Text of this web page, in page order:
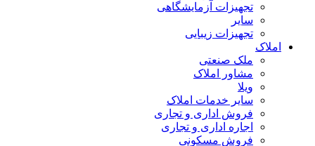
تجهیزات آزمایشگاهی
سایر
تجهیزات زیبایی
املاک
ملک صنعتی
مشاور املاک
ویلا
سایر خدمات املاک
فروش اداری و تجاری
اجاره اداری و تجاری
فروش مسکونی